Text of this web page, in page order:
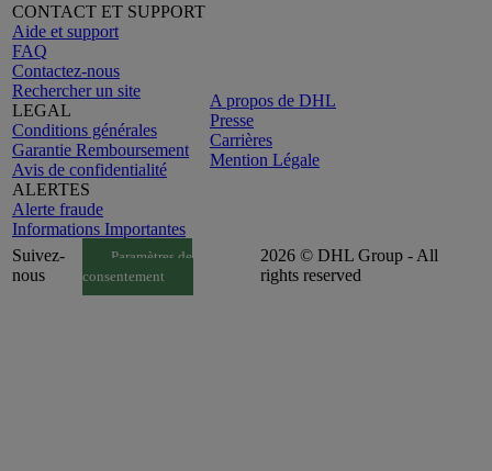
CONTACT ET SUPPORT
Aide et support
FAQ
Contactez-nous
Rechercher un site
LEGAL
Conditions générales
Garantie Remboursement
Avis de confidentialité
ALERTES
Alerte fraude
Informations Importantes
A propos de DHL
Presse
Carrières
Mention Légale
Suivez-
nous
Paramètres de
consentement
2026 © DHL Group - All
rights reserved